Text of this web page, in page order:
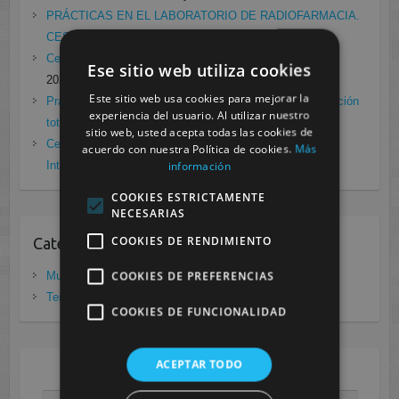
PRÁCTICAS EN EL LABORATORIO DE RADIOFARMACIA.
CESUR MURCIA
Cesur Murcia en directo con Pedro G. Aguado.
2021
Prácticas de Radiología Simple en Cesur Murcia. Protección
total frente a Covid19 enero 26, 2021
Cesur Murcia: Premio Especial FP, XIII Congreso
Internacional Enfermedades raras noviembre 26, 2020
Categorias
Murcia
Tenerife
Ese sitio web utiliza cookies
Este sitio web usa cookies para mejorar la
experiencia del usuario. Al utilizar nuestro
sitio web, usted acepta todas las cookies de
acuerdo con nuestra Política de cookies. Más
información
COOKIES ESTRICTAMENTE
NECESARIAS
COOKIES DE RENDIMIENTO
COOKIES DE PREFERENCIAS
COOKIES DE FUNCIONALIDAD
ACEPTAR TODO